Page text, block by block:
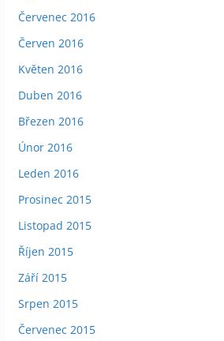
Červenec 2016
Červen 2016
Květen 2016
Duben 2016
Březen 2016
Únor 2016
Leden 2016
Prosinec 2015
Listopad 2015
Říjen 2015
Září 2015
Srpen 2015
Červenec 2015